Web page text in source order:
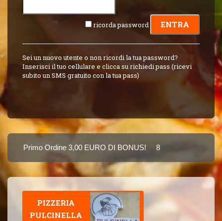
ricorda password
Sei un nuovo utente o non ricordi la tua password?
Inserisci il tuo cellulare e clicca su richiedi pass (ricevi
subito un SMS gratuito con la tua pass)
Primo Ordine 3,00 EURO DI BONUS!
8 PUNTI 3,00 EURO
PIZZERIA
PULCINELLA